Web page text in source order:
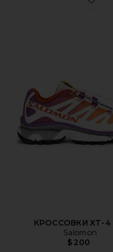
КРОССОВКИ XT-4
Salomon
$200